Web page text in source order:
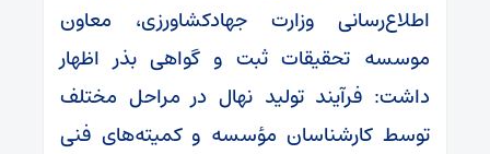
اطلاع‌رسانی وزارت جهادکشاورزی، معاون
موسسه تحقیقات ثبت و گواهی بذر اظهار
داشت: فرآیند تولید نهال در مراحل مختلف
توسط کارشناسان مؤسسه و کمیته‌های فنی